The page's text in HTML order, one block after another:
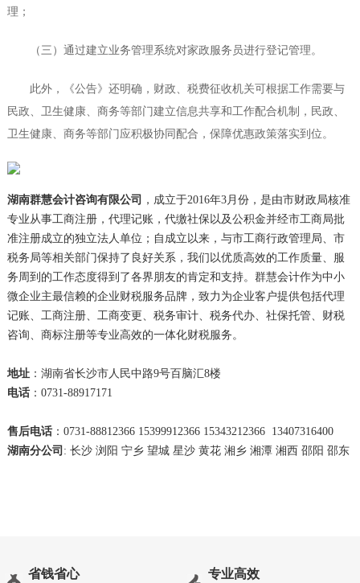
理；
（三）通过建立业务管理系统对家政服务员进行登记管理。
此外，《公告》还明确，财政、税费征收机关可根据工作需要与
民政、卫生健康、商务等部门建立信息共享和工作配合机制，民政、
卫生健康、商务等部门应积极协同配合，保障优惠政策落实到位。
湖南群慧会计咨询有限公司
，成立于2016年3月份，是由市财政局核准
专业从事工商注册，代理记账，代缴社保以及公积金并经市工商局批
准注册成立的独立法人单位；自成立以来，与市工商行政管理局、市
税务局等相关部门保持了良好关系，我们以优质高效的工作质量、服
务周到的工作态度得到了各界朋友的肯定和支持。群慧会计作为中小
微企业主最信赖的企业财税服务品牌，致力为企业客户提供包括代理
记账、工商注册、工商变更、税务审计、税务代办、社保托管、财税
咨询、商标注册等专业高效的一体化财税服务。
地址：湖南省长沙市人民中路9号百脑汇8楼
电话：0731-88917171
售后电话：0731-88812366 15399912366 15343212366 13407316400
湖南分公司 : 长沙 浏阳 宁乡 望城 星沙 黄花 湘乡 湘潭 湘西 邵阳 邵东
省钱省心 专业高效